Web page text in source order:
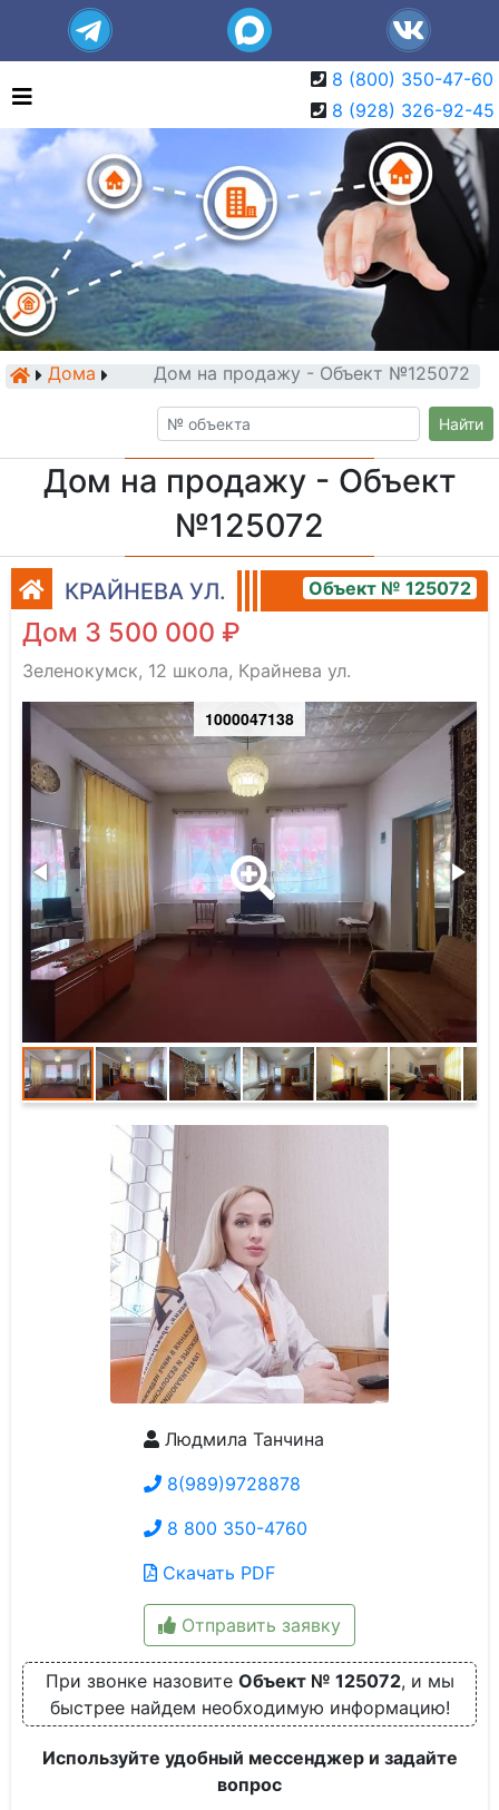
8 (800) 350-47-60
8 (928) 326-92-45
Дома Дом на продажу - Объект №125072
Найти
Дом на продажу - Объект
№125072
КРАЙНЕВА УЛ. Объект № 125072
Дом 3 500 000 ₽
Зеленокумск, 12 школа, Крайнева ул.
1000047138
Людмила Танчина
8(989)9728878
8 800 350-4760
Скачать PDF
Отправить заявку
При звонке назовите Объект № 125072, и мы
быстрее найдем необходимую информацию!
Используйте удобный мессенджер и задайте
вопрос